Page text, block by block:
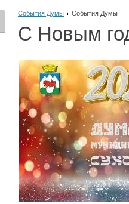
События Думы События Думы
С Новым